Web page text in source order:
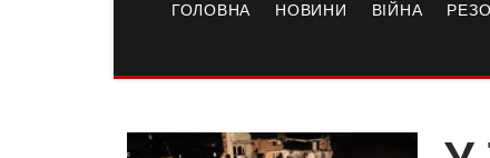
ГОЛОВНА НОВИНИ ВІЙНА